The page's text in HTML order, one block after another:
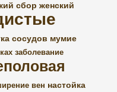
сбор женский
сосудов мумие
заболевание
вен настойка